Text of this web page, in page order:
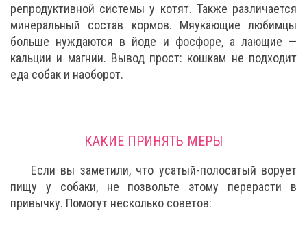
репродуктивной системы у котят. Также различается
минеральный состав кормов. Мяукающие любимцы
больше нуждаются в йоде и фосфоре, а лающие —
кальции и магнии. Вывод прост: кошкам не подходит
еда собак и наоборот.
КАКИЕ ПРИНЯТЬ МЕРЫ
Если вы заметили, что усатый-полосатый ворует
пищу у собаки, не позвольте этому перерасти в
привычку. Помогут несколько советов: